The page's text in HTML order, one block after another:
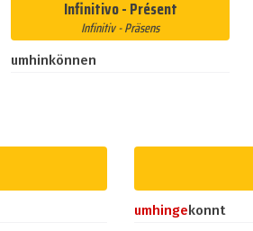
Infinitivo - Présent
Infinitiv - Präsens
umhinkönnen
umhingekonnt